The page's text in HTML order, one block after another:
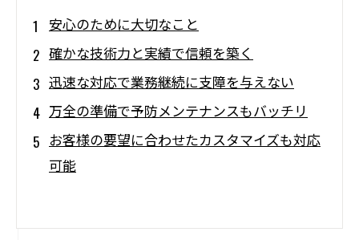
安心のために大切なこと
確かな技術力と実績で信頼を築く
迅速な対応で業務継続に支障を与えない
万全の準備で予防メンテナンスもバッチリ
お客様の要望に合わせたカスタマイズも対応
可能